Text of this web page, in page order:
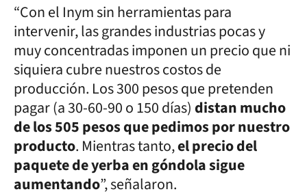
“Con el Inym sin herramientas para
intervenir, las grandes industrias pocas y
muy concentradas imponen un precio que ni
siquiera cubre nuestros costos de
producción. Los 300 pesos que pretenden
pagar (a 30-60-90 o 150 días)distan mucho
de los 505 pesos que pedimos por nuestro
producto. Mientras tanto,el precio del
paquete de yerba en góndola sigue
aumentando”, señalaron.